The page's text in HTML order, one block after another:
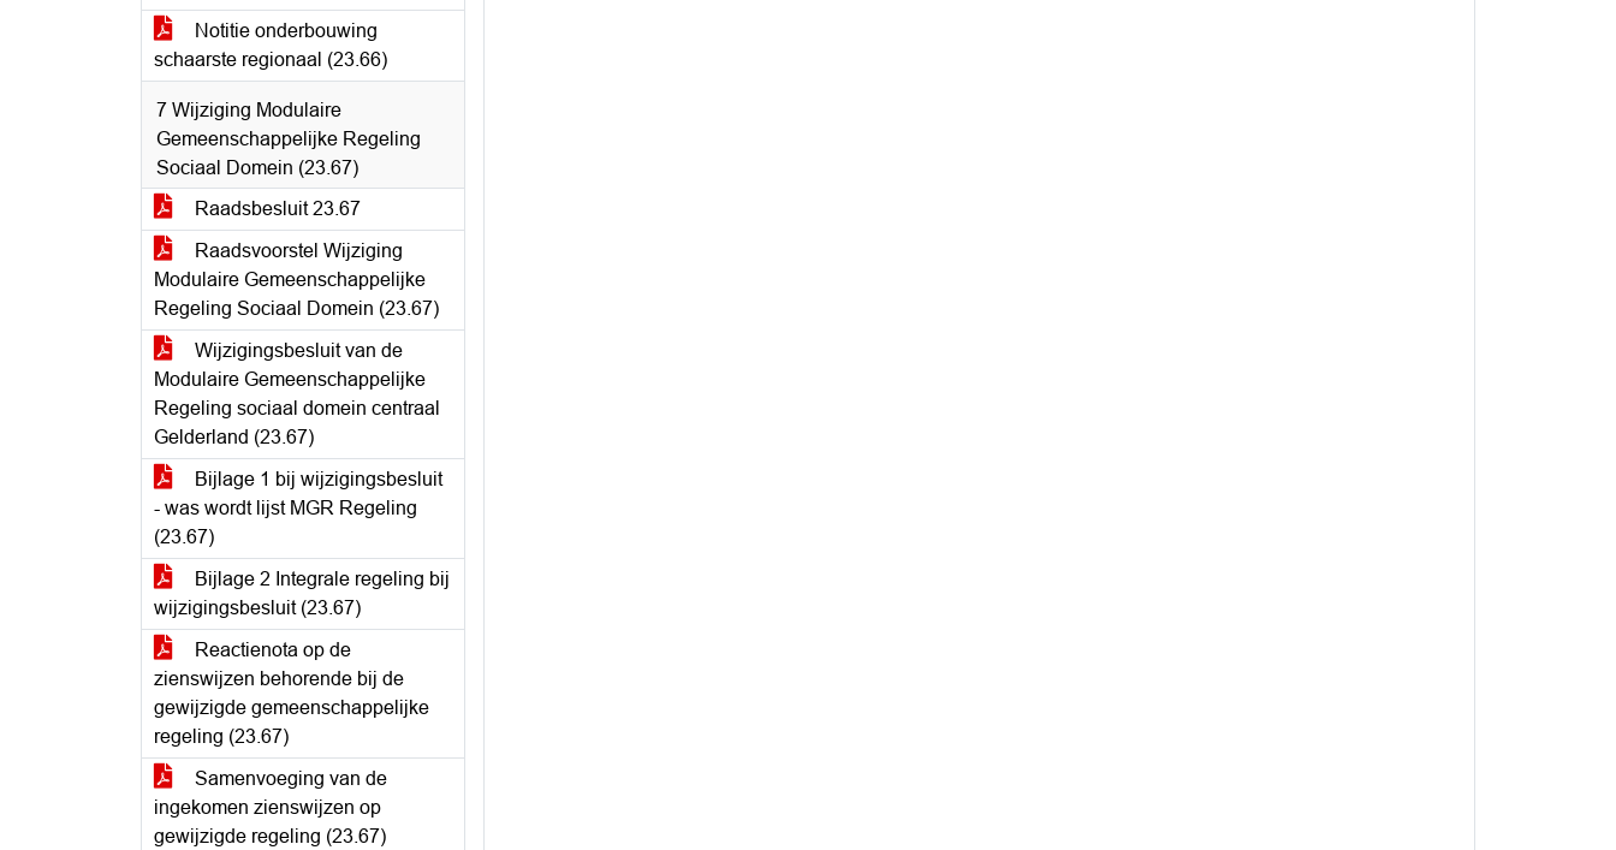
Notitie onderbouwing
schaarste regionaal (23.66)
7 Wijziging Modulaire
Gemeenschappelijke Regeling
Sociaal Domein (23.67)
Raadsbesluit 23.67
Raadsvoorstel Wijziging
Modulaire Gemeenschappelijke
Regeling Sociaal Domein (23.67)
Wijzigingsbesluit van de
Modulaire Gemeenschappelijke
Regeling sociaal domein centraal
Gelderland (23.67)
Bijlage 1 bij wijzigingsbesluit
- was wordt lijst MGR Regeling
(23.67)
Bijlage 2 Integrale regeling bij
wijzigingsbesluit (23.67)
Reactienota op de
zienswijzen behorende bij de
gewijzigde gemeenschappelijke
regeling (23.67)
Samenvoeging van de
ingekomen zienswijzen op
gewijzigde regeling (23.67)